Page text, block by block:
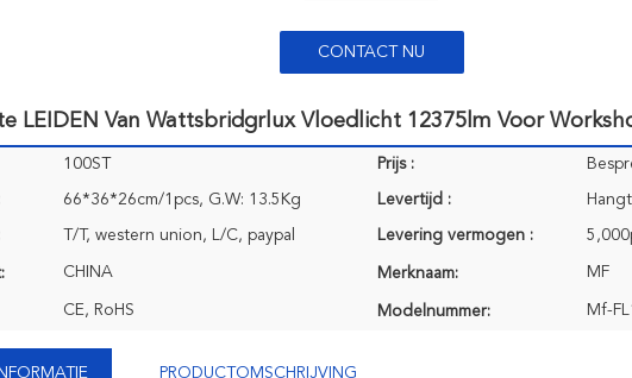
CONTACT NU
LEIDEN Van Wattsbridgrlux Vloedlicht 12375lm Voor
100ST Prijs :
66*36*26cm/1pcs, G.W: 13.5Kg Levertijd :
T/T, western union, L/C, paypal Levering vermogen :
CHINA Merknaam: MF
CE, RoHS Modelnummer: Mf-
PRODUCTOMSCHRIJVING